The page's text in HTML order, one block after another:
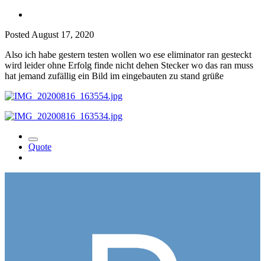
Posted August 17, 2020
Also ich habe gestern testen wollen wo ese eliminator ran gesteckt
wird leider ohne Erfolg finde nicht dehen Stecker wo das ran muss
hat jemand zufällig ein Bild im eingebauten zu stand grüße
Quote